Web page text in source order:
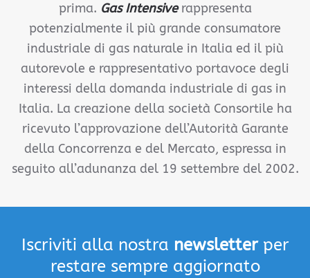
prima. Gas Intensive rappresenta
potenzialmente il più grande consumatore
industriale di gas naturale in Italia ed il più
autorevole e rappresentativo portavoce degli
interessi della domanda industriale di gas in
Italia. La creazione della società Consortile ha
ricevuto l’approvazione dell’Autorità Garante
della Concorrenza e del Mercato, espressa in
seguito all’adunanza del 19 settembre del 2002.
Iscriviti alla nostra newsletterper
restare sempre aggiornato